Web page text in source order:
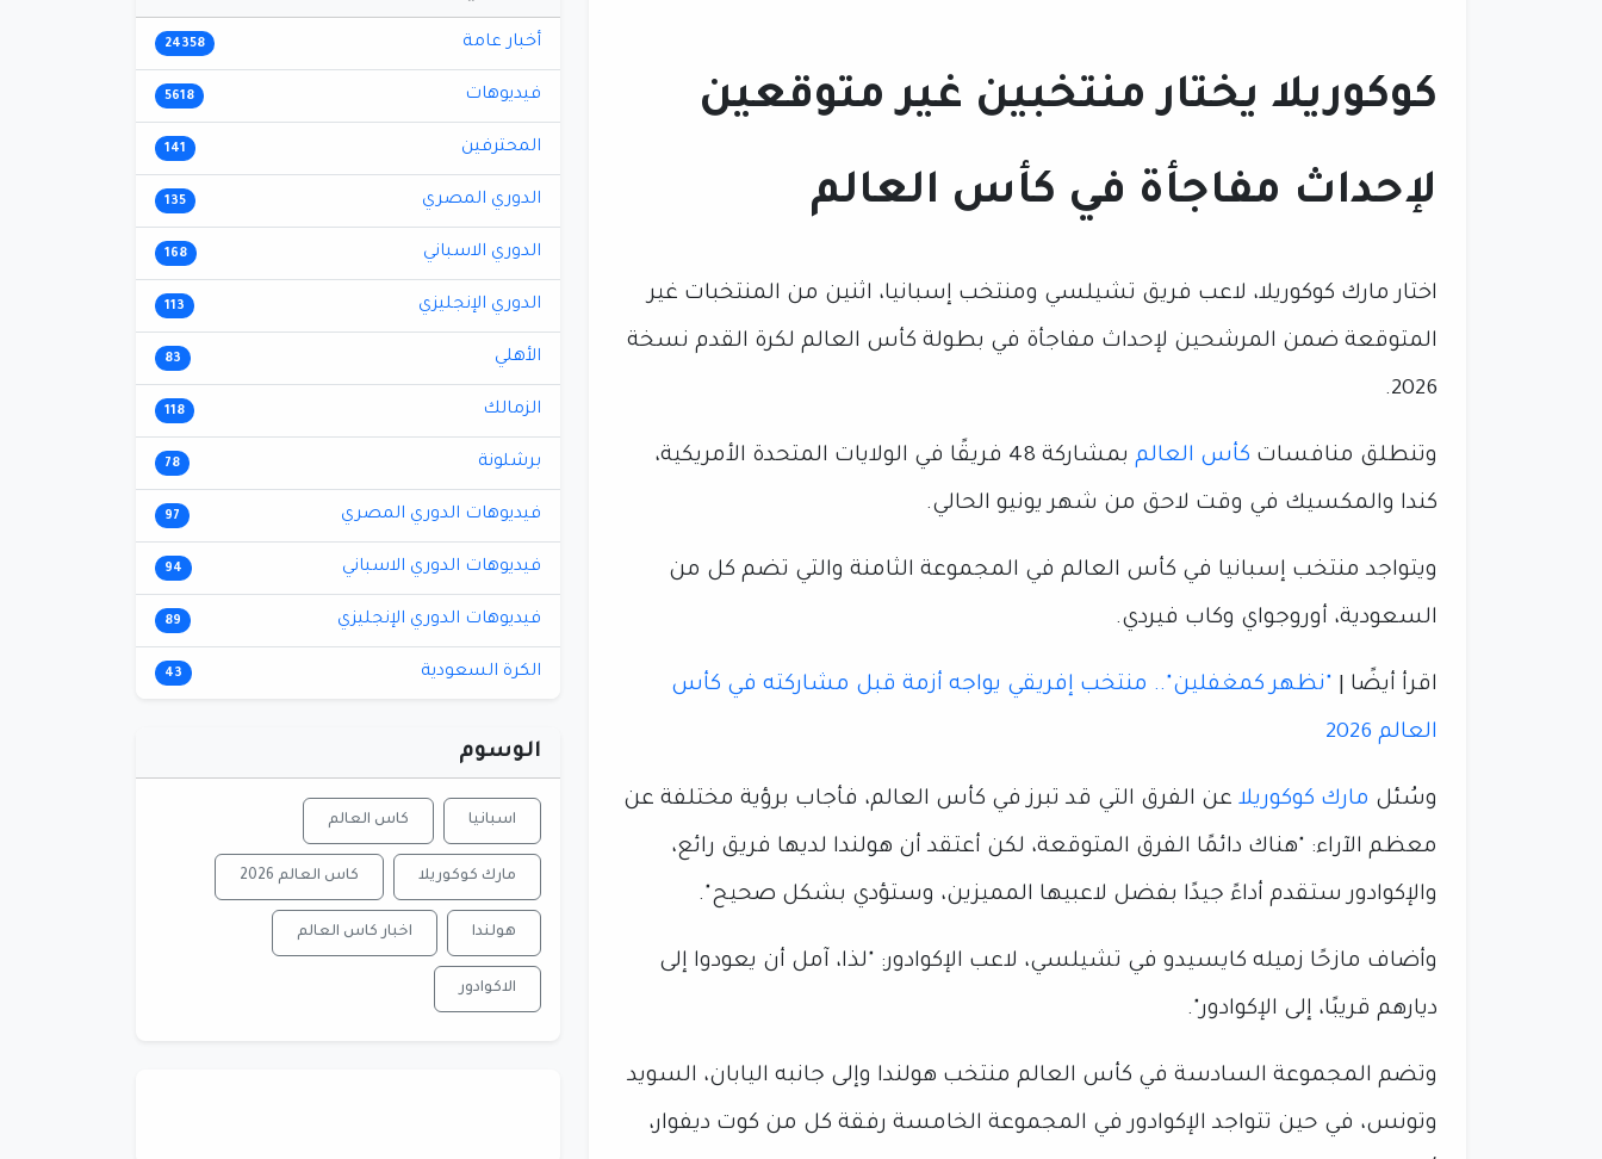
كوكوريلا يختار منتخبين غير متوقعين
لإحداث مفاجأة في كأس العالم
اختار مارك كوكوريلا، لاعب فريق تشيلسي ومنتخب إسبانيا، اثنين من المنتخبات غير
المتوقعة ضمن المرشحين لإحداث مفاجأة في بطولة كأس العالم لكرة القدم نسخة
2026.
وتنطلق منافسات كأس العالم
بمشاركة 48 فريقًا في الولايات المتحدة الأمريكية،
كندا والمكسيك في وقت لاحق من شهر يونيو الحالي.
ويتواجد منتخب إسبانيا في كأس العالم في المجموعة الثامنة والتي تضم كل من
السعودية، أوروجواي وكاب فيردي.
اقرأ أيضًا | "نظهر كمغفلين".. منتخب إفريقي يواجه أزمة قبل مشاركته في كأس
العالم 2026
وسُئل مارك كوكوريلا عن الفرق التي قد تبرز في كأس العالم، فأجاب برؤية مختلفة عن
معظم الآراء: "هناك دائمًا الفرق المتوقعة، لكن أعتقد أن هولندا لديها فريق رائع،
والإكوادور ستقدم أداءً جيدًا بفضل لاعبيها المميزين، وستؤدي بشكل صحيح".
وأضاف مازحًا زميله كايسيدو في تشيلسي، لاعب الإكوادور: "لذا، آمل أن يعودوا إلى
ديارهم قريبًا، إلى الإكوادور".
وتضم المجموعة السادسة في كأس العالم منتخب هولندا وإلى جانبه اليابان، السويد
وتونس، في حين تتواجد الإكوادور في المجموعة الخامسة رفقة كل من كوت ديفوار،
أخبار عامة 24358
فيديوهات 5618
المحترفين 141
الدوري المصري 135
الدوري الاسباني 168
الدوري الإنجليزي 113
الأهلي 83
الزمالك 118
برشلونة 78
فيديوهات الدوري المصري 97
فيديوهات الدوري الاسباني 94
فيديوهات الدوري الإنجليزي 89
الكرة السعودية 43
الوسوم
اسبانيا كاس العالم
مارك كوكوريلا كاس العالم 2026
هولندا اخبار كاس العالم
الاكوادور